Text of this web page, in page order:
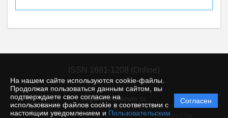
На нашем сайте используются cookie-файлы.
Продолжая пользоваться данным сайтом, вы
подтверждаете свое согласие на
использование файлов cookie в соответствии с
настоящим уведомлением и Пользовательским
Согласен
ISSN 1681-1208 (Online)
© gcras.editorum.ru
Политика
защиты и
Powered by